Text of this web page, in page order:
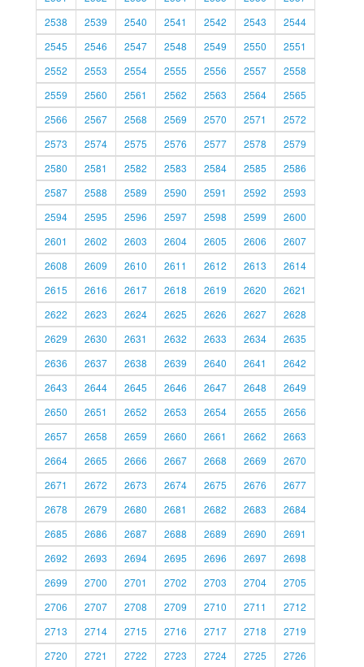
2538
2539 2540 2541 2542 2543
2544
2545
2546 2547 2548 2549 2550
2551
2552
2553 2554 2555 2556 2557
2558
2559
2560 2561 2562 2563 2564
2565
2566
2567 2568 2569 2570 2571
2572
2573
2574 2575 2576 2577 2578
2579
2580
2581 2582 2583 2584 2585
2586
2587
2588 2589 2590 2591 2592
2593
2594
2595 2596 2597 2598 2599
2600
2601
2602 2603 2604 2605 2606
2607
2608
2609 2610 2611 2612 2613
2614
2615
2616 2617 2618 2619 2620
2621
2622
2623 2624 2625 2626 2627
2628
2629
2630 2631 2632 2633 2634
2635
2636
2637 2638 2639 2640 2641
2642
2643
2644 2645 2646 2647 2648
2649
2650
2651 2652 2653 2654 2655
2656
2657
2658 2659 2660 2661 2662
2663
2664
2665 2666 2667 2668 2669
2670
2671
2672 2673 2674 2675 2676
2677
2678
2679 2680 2681 2682 2683
2684
2685
2686 2687 2688 2689 2690
2691
2692
2693 2694 2695 2696 2697
2698
2699
2700 2701 2702 2703 2704
2705
2706
2707 2708 2709 2710 2711
2712
2713
2714 2715 2716 2717 2718
2719
2720
2721 2722 2723 2724 2725
2726